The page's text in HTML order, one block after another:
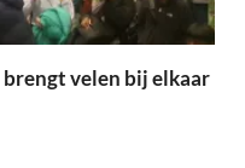
velen bij elkaar